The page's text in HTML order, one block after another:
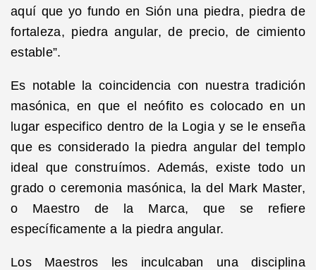
aquí que yo fundo en Sión una piedra, piedra de
fortaleza, piedra angular, de precio, de cimiento
estable”.
Es notable la coincidencia con nuestra tradición
masónica, en que el neófito es colocado en un
lugar especifico dentro de la Logia y se le enseña
que es considerado la piedra angular del templo
ideal que construímos. Además, existe todo un
grado o ceremonia masónica, la del Mark Master,
o Maestro de la Marca, que se refiere
específicamente a la piedra angular.
Los Maestros les inculcaban una disciplina